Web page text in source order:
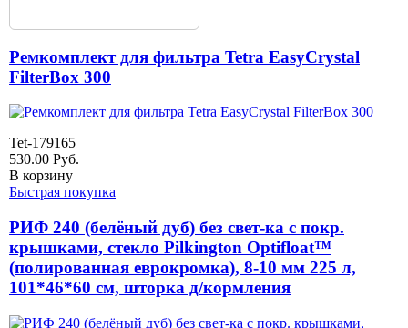
Ремкомплект для фильтра Tetra EasyCrystal
FilterBox 300
Tet-179165
530.00 Руб.
В корзину
Быстрая покупка
РИФ 240 (белёный дуб) без свет-ка с покр.
крышками, стекло Pilkington Optifloat™
(полированная еврокромка), 8-10 мм 225 л,
101*46*60 см, шторка д/кормления